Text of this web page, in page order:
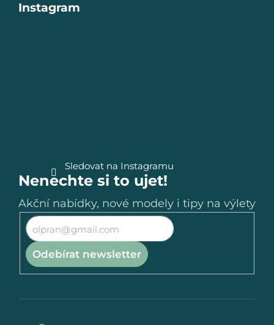
Instagram
Sledovat na Instagramu
Nenechte si to ujet!
Akční nabídky, nové modely i tipy na výlety
Odebírat newsletter